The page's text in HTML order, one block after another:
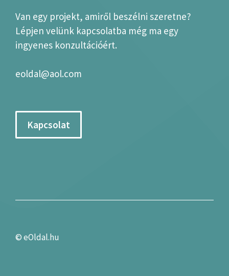
Van egy projekt, amiről beszélni szeretne?
Lépjen velünk kapcsolatba még ma egy
ingyenes konzultációért.
eoldal@aol.com
Kapcsolat
©eOldal.hu